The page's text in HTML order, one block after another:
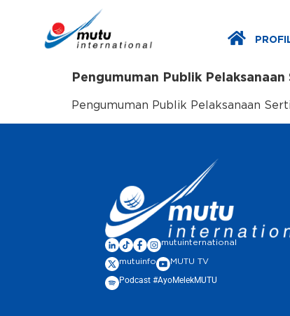
Pengumuman Publik
Pengumuman Publik Pelaksanaan
mutuinternational
mutuinfo MUTU TV
Podcast #AyoMelekMUTU